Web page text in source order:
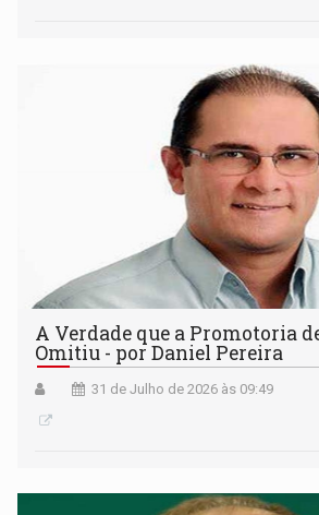
A Verdade que a Promotoria
Omitiu - por Daniel Pereira
31 de Julho de 2026 às 09:49